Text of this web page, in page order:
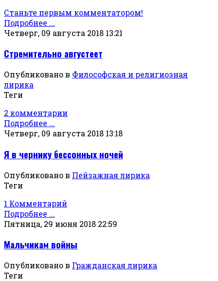
Станьте первым комментатором!
Подробнее ...
Четверг, 09 августа 2018 13:21
Стремительно августеет
Опубликовано в Философская и религиозная
лирика
Теги
2 комментарии
Подробнее ...
Четверг, 09 августа 2018 13:18
Я в чернику бессонных ночей
Опубликовано в Пейзажная лирика
Теги
1 Комментарий
Подробнее ...
Пятница, 29 июня 2018 22:59
Мальчикам войны
Опубликовано в Гражданская лирика
Теги